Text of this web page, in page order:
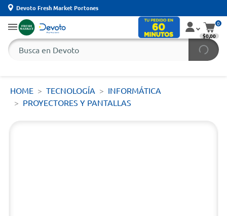
Devoto Fresh Market Portones
0
$0,00
HOME TECNOLOGÍA
INFORMÁTICA
PROYECTORES Y PANTALLAS